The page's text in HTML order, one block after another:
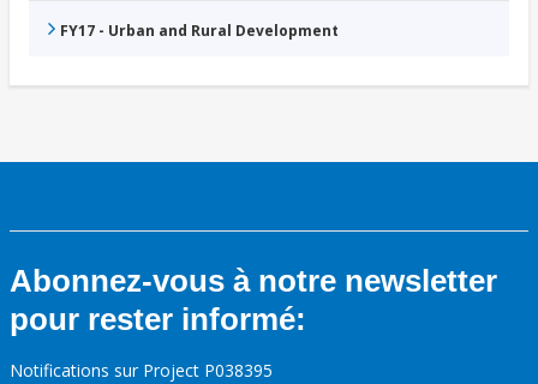
FY17 - Urban and Rural Development
Abonnez-vous à notre newsletter
pour rester informé:
Notifications sur Project P038395